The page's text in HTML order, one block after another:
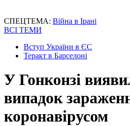
СПЕЦТЕМА: Війна в Ірані
ВСІ ТЕМИ
Вступ України в ЄС
Теракт в Барселоні
У Гонконзі
випадок
коронавірусом